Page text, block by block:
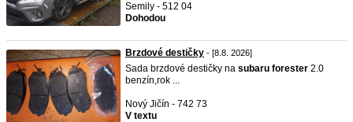
Semily - 512 04
Dohodou
Brzdové destičky - [8.8. 2026]
Sada brzdové destičky na subaru forester 2.0
benzín,rok ...
Nový Jičín - 742 73
V textu